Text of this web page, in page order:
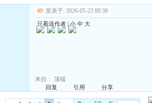
49 发表于: 2026-05-23 00:38
只看该作者 |小 中 大
来自： 顶端
回复
引用 分享